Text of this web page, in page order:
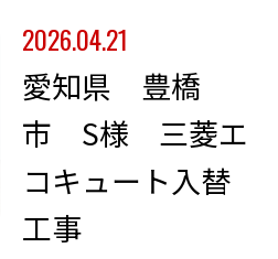
2026.04.21
愛知県 豊橋
市 S様 三菱エ
コキュート入替
工事